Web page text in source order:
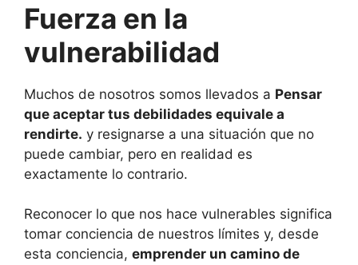
Fuerza en la
vulnerabilidad
Muchos de nosotros somos llevados a Pensar
que aceptar tus debilidades equivale a
rendirte. y resignarse a una situación que no
puede cambiar, pero en realidad es
exactamente lo contrario.
Reconocer lo que nos hace vulnerables significa
tomar conciencia de nuestros límites y, desde
esta conciencia, emprender un camino de